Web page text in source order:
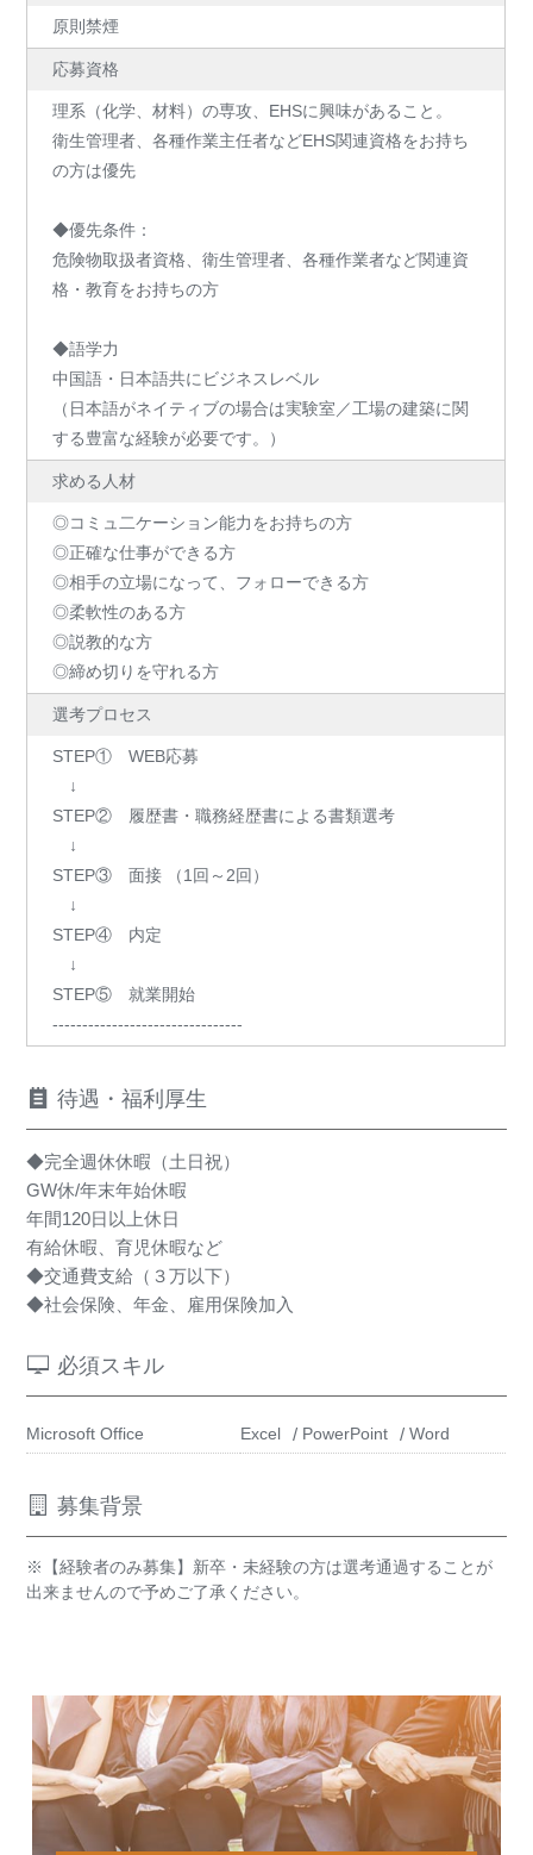
原則禁煙
応募資格
理系（化学、材料）の専攻、EHSに興味があること。
衛生管理者、各種作業主任者などEHS関連資格をお持ち
の方は優先
◆優先条件：
危険物取扱者資格、衛生管理者、各種作業者など関連資
格・教育をお持ちの方
◆語学力
中国語・日本語共にビジネスレベル
（日本語がネイティブの場合は実験室／工場の建築に関
する豊富な経験が必要です。）
求める人材
◎コミュ二ケーション能力をお持ちの方
◎正確な仕事ができる方
◎相手の立場になって、フォローできる方
◎柔軟性のある方
◎説教的な方
◎締め切りを守れる方
選考プロセス
STEP① WEB応募
↓
STEP② 履歴書・職務経歴書による書類選考
↓
STEP③ 面接 （1回～2回）
↓
STEP④ 内定
↓
STEP⑤ 就業開始
--------------------------------
待遇・福利厚生
◆完全週休休暇（土日祝）
GW休/年末年始休暇
年間120日以上休日
有給休暇、育児休暇など
◆交通費支給（３万以下）
◆社会保険、年金、雇用保険加入
必須スキル
Microsoft Office Excel PowerPoint Word
募集背景
※【経験者のみ募集】新卒・未経験の方は選考通過することが
出来ませんので予めご了承ください。